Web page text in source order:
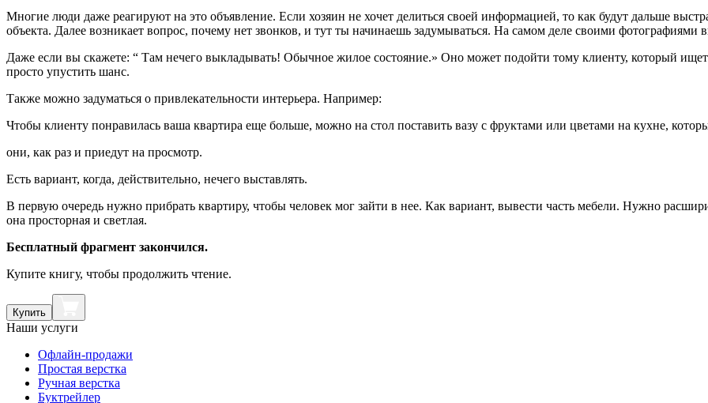
Многие люди даже реагируют на это объявление. Если хозяин не хочет делиться своей информацией, то как будут дальше
объекта. Далее возникает вопрос, почему нет звонков, и тут ты начинаешь задумываться. На самом деле своими фотографиями
Даже если вы скажете: “ Там нечего выкладывать! Обычное жилое состояние.» Оно может подойти тому клиенту, который
просто упустить шанс.
Также можно задуматься о привлекательности интерьера. Например:
Чтобы клиенту понравилась ваша квартира еще больше, можно на стол поставить вазу с фруктами или цветами на кухне,
они, как раз и приедут на просмотр.
Есть вариант, когда, действительно, нечего выставлять.
В первую очередь нужно прибрать квартиру, чтобы человек мог зайти в нее. Как вариант, вывести часть мебели. Нужно
она просторная и светлая.
Бесплатный фрагмент закончился.
Купите книгу, чтобы продолжить чтение.
Купить
Наши услуги
Офлайн-продажи
Простая верстка
Ручная верстка
Буктрейлер